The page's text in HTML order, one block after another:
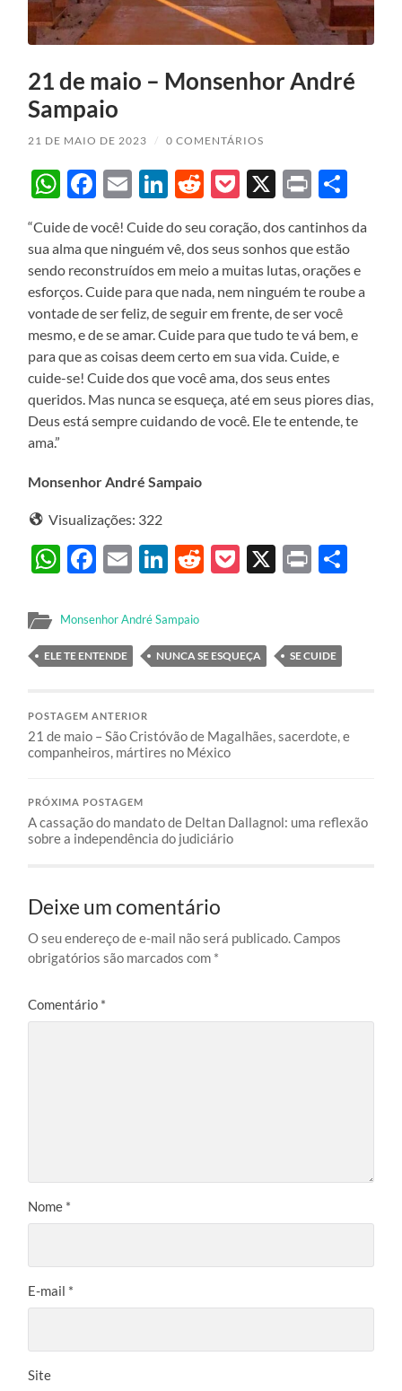
21 de maio – Monsenhor André
Sampaio
21 DE MAIO DE 2023 / 0 COMENTÁRIOS
WhatsApp
Facebook
EmailLinkedIn
Reddit
Pocket
X Print
“Cuide de você! Cuide do seu coração, dos cantinhos da
sua alma que ninguém vê, dos seus sonhos que estão
sendo reconstruídos em meio a muitas lutas, orações e
esforços. Cuide para que nada, nem ninguém te roube a
vontade de ser feliz, de seguir em frente, de ser você
mesmo, e de se amar. Cuide para que tudo te vá bem, e
para que as coisas deem certo em sua vida. Cuide, e
cuide-se! Cuide dos que você ama, dos seus entes
queridos. Mas nunca se esqueça, até em seus piores dias,
Deus está sempre cuidando de você. Ele te entende, te
ama.”
Monsenhor André Sampaio
Visualizações: 322
WhatsApp
Facebook
EmailLinkedIn
Reddit
Pocket
X Print
Monsenhor André Sampaio
ELE TE ENTENDE NUNCA SE ESQUEÇA SE CUIDE
POSTAGEM ANTERIOR
21 de maio – São Cristóvão de Magalhães, sacerdote, e
companheiros, mártires no México
PRÓXIMA POSTAGEM
A cassação do mandato de Deltan Dallagnol: uma reflexão
sobre a independência do judiciário
Deixe um comentário
O seu endereço de e-mail não será publicado. Campos
obrigatórios são marcados com *
Comentário *
Nome *
E-mail *
Site